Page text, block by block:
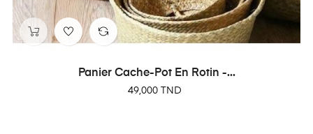
Panier Cache-Pot En Rotin -...
Prix
49,000 TND